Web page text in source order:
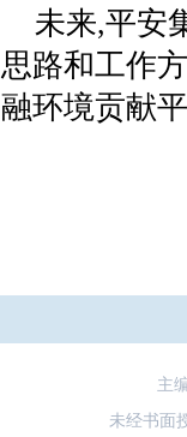
未来,平安
思路和工作
融环境贡献
主
未经书面